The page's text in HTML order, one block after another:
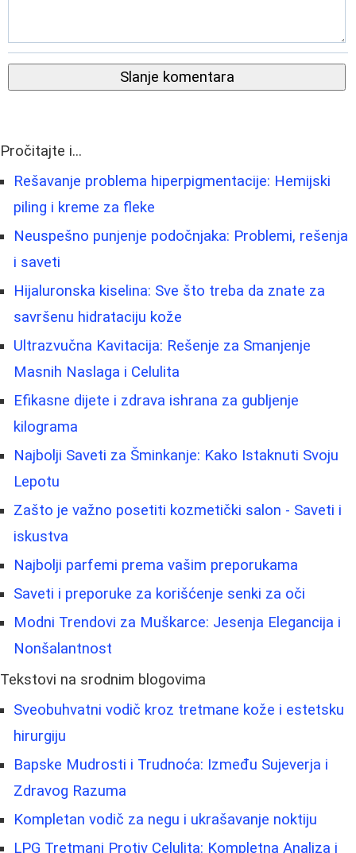
Slanje komentara
Pročitajte i...
Rešavanje problema hiperpigmentacije: Hemijski
piling i kreme za fleke
Neuspešno punjenje podočnjaka: Problemi, rešenja
i saveti
Hijaluronska kiselina: Sve što treba da znate za
savršenu hidrataciju kože
Ultrazvučna Kavitacija: Rešenje za Smanjenje
Masnih Naslaga i Celulita
Efikasne dijete i zdrava ishrana za gubljenje
kilograma
Najbolji Saveti za Šminkanje: Kako Istaknuti Svoju
Lepotu
Zašto je važno posetiti kozmetički salon - Saveti i
iskustva
Najbolji parfemi prema vašim preporukama
Saveti i preporuke za korišćenje senki za oči
Modni Trendovi za Muškarce: Jesenja Elegancija i
Nonšalantnost
Tekstovi na srodnim blogovima
Sveobuhvatni vodič kroz tretmane kože i estetsku
hirurgiju
Bapske Mudrosti i Trudnoća: Između Sujeverja i
Zdravog Razuma
Kompletan vodič za negu i ukrašavanje noktiju
LPG Tretmani Protiv Celulita: Kompletna Analiza i